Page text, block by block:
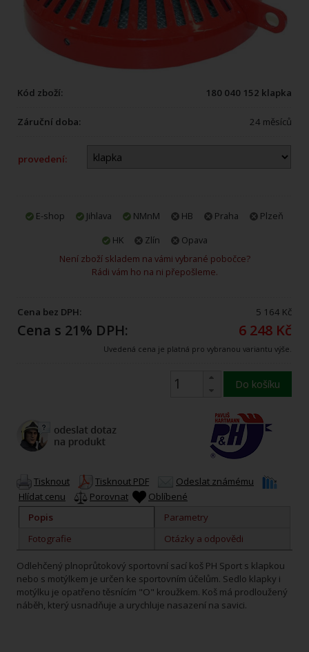
Kód zboží: 180 040 152 klapka
Záruční doba: 24 měsíců
provedení:
E-shop Jihlava NMnM HB Praha
Plzeň
HK
Zlín
Opava
Není zboží skladem na vámi vybrané pobočce?
Rádi vám ho na ni přepošleme.
Cena bez DPH: 5 164 Kč
Cena s 21% DPH: 6 248 Kč
Uvedená cena je platná pro vybranou variantu výše.
Do košíku
Tisknout Tisknout PDF
Odeslat známému
Hlídat cenu
Porovnat
Oblíbené
Popis
Parametry
Fotografie
Otázky a odpovědi
Odlehčený plnoprůtokový sportovní sací koš PH Sport s klapkou
nebo s motýlkem je určen ke sportovním účelům. Sedlo klapky i
motýlku je opatřeno těsnícím "O" kroužkem. Koš má prodloužený
náběh, který usnadňuje a urychluje nasazení na savici.